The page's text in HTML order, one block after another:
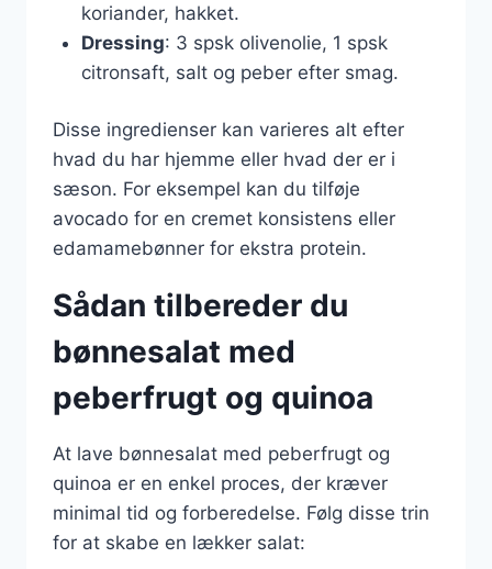
koriander, hakket.
Dressing: 3 spsk olivenolie, 1 spsk
citronsaft, salt og peber efter smag.
Disse ingredienser kan varieres alt efter
hvad du har hjemme eller hvad der er i
sæson. For eksempel kan du tilføje
avocado for en cremet konsistens eller
edamamebønner for ekstra protein.
Sådan tilbereder du
bønnesalat med
peberfrugt og quinoa
At lave bønnesalat med peberfrugt og
quinoa er en enkel proces, der kræver
minimal tid og forberedelse. Følg disse trin
for at skabe en lækker salat: